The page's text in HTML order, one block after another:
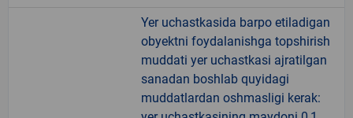
Yer uchastkasida barpo etiladigan
obyektni foydalanishga topshirish
muddati yer uchastkasi ajratilgan
sanadan boshlab quyidagi
muddatlardan oshmasligi kerak: